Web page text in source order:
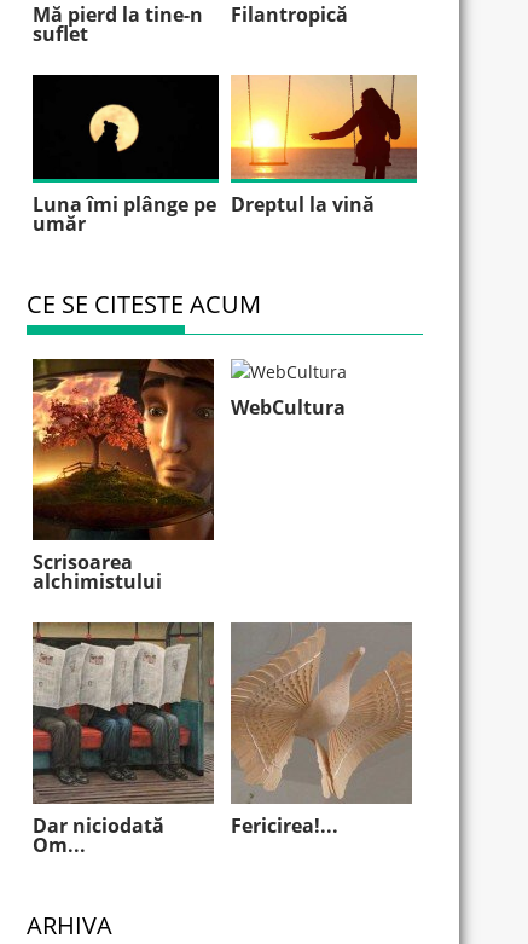
Mă pierd la tine-n
suflet
Filantropică
Luna îmi plânge pe
umăr
Dreptul la vină
CE SE CITESTE ACUM
Scrisoarea
alchimistului
WebCultura
Dar niciodată
Om...
Fericirea!...
ARHIVA